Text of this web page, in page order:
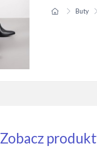
Buty
Zobacz